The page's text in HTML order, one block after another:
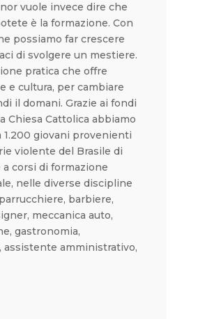
vuole invece dire che
è la formazione. Con
possiamo far crescere
di svolgere un mestiere.
pratica che offre
e cultura, per cambiare
il domani. Grazie ai fondi
Chiesa Cattolica abbiamo
1.200 giovani provenienti
violente del Brasile di
corsi di formazione
nelle diverse discipline
barbiere,
meccanica auto,
gastronomia,
assistente amministrativo,